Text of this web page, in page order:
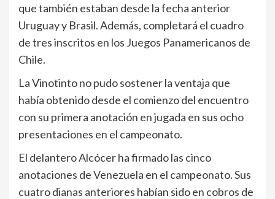
que también estaban desde la fecha anterior
Uruguay y Brasil. Además, completará el cuadro
de tres inscritos en los Juegos Panamericanos de
Chile.
La Vinotinto no pudo sostener la ventaja que
había obtenido desde el comienzo del encuentro
con su primera anotación en jugada en sus ocho
presentaciones en el campeonato.
El delantero Alcócer ha firmado las cinco
anotaciones de Venezuela en el campeonato. Sus
cuatro dianas anteriores habían sido en cobros de